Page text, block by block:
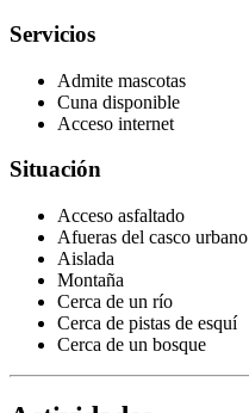
Servicios
Admite mascotas
Cuna disponible
Acceso internet
Situación
Acceso asfaltado
Afueras del casco urbano
Aislada
Montaña
Cerca de un río
Cerca de pistas de esquí
Cerca de un bosque